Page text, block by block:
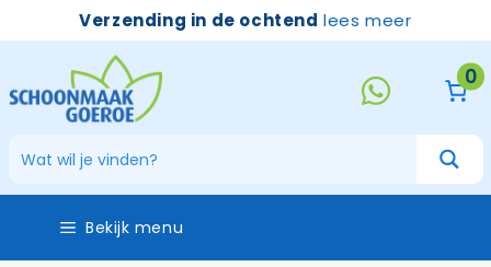
Verzending in de ochtend lees meer
0
Bekijk menu